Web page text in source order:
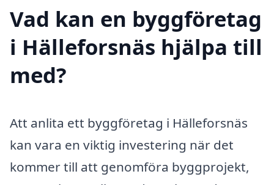
Vad kan en byggföretag
i Hälleforsnäs hjälpa till
med?
Att anlita ett byggföretag i Hälleforsnäs
kan vara en viktig investering när det
kommer till att genomföra byggprojekt,